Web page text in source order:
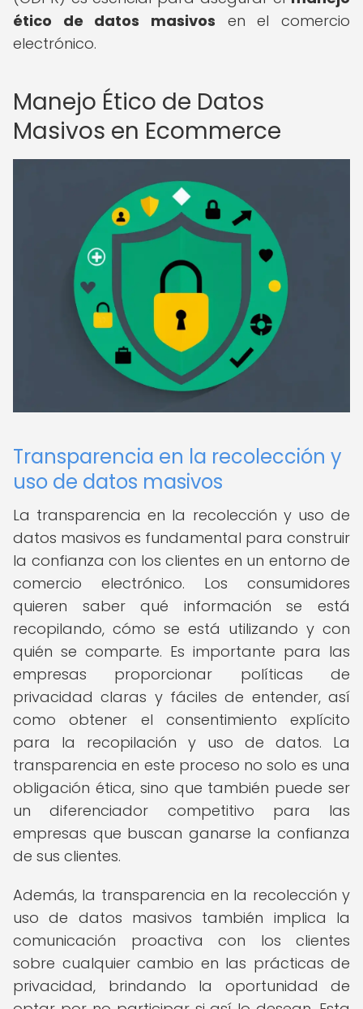
ético de datos masivos en el comercio
electrónico.
Manejo Ético de Datos
Masivos en Ecommerce
Transparencia en la recolección y
uso de datos masivos
La transparencia en la recolección y uso de
datos masivos es fundamental para construir
la confianza con los clientes en un entorno de
comercio electrónico. Los consumidores
quieren saber qué información se está
recopilando, cómo se está utilizando y con
quién se comparte. Es importante para las
empresas proporcionar políticas de
privacidad claras y fáciles de entender, así
como obtener el consentimiento explícito
para la recopilación y uso de datos. La
transparencia en este proceso no solo es una
obligación ética, sino que también puede ser
un diferenciador competitivo para las
empresas que buscan ganarse la confianza
de sus clientes.
Además, la transparencia en la recolección y
uso de datos masivos también implica la
comunicación proactiva con los clientes
sobre cualquier cambio en las prácticas de
privacidad, brindando la oportunidad de